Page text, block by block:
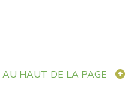
AU HAUT DE LA PAGE